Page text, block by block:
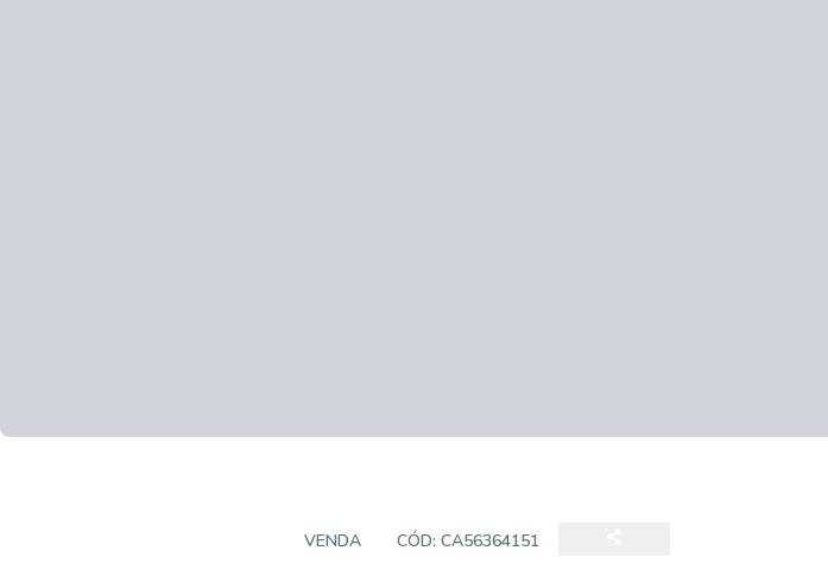
VENDA CÓD: CA56364151